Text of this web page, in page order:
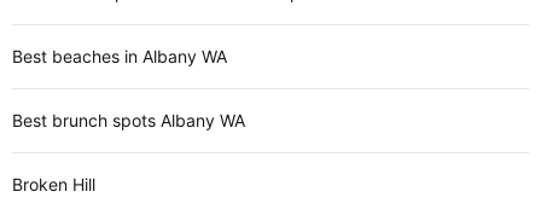
Best beaches in Albany WA
Best brunch spots Albany WA
Broken Hill